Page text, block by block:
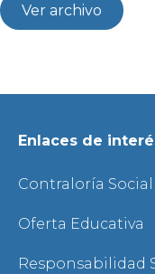
Ver archivo
Enlaces de
Contraloría Social
Oferta Educativa
Responsabilidad